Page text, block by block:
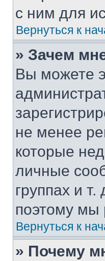
с ним для
Вернуться к
» Зачем
Вы можете
не менее
которые
личные
группах и
поэтому мы
Вернуться к
» Почему